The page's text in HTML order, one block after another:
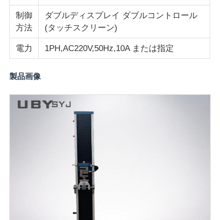
制御
方法
ダブルディスプレイ ダブルコントロール
(タッチスクリーン)
電力 1PH,AC220V,50Hz,10A または指定
製品画像